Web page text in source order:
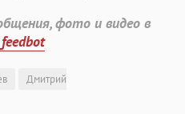
фото и видео в
Дмитрий